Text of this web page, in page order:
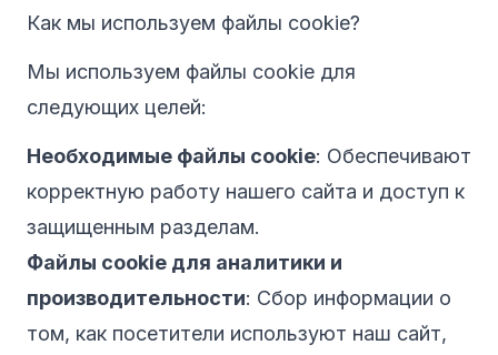
Как мы используем файлы cookie?
Мы используем файлы cookie для
следующих целей:
Необходимые файлы cookie: Обеспечивают
корректную работу нашего сайта и доступ к
защищенным разделам.
Файлы cookie для аналитики и
производительности: Сбор информации о
том, как посетители используют наш сайт,